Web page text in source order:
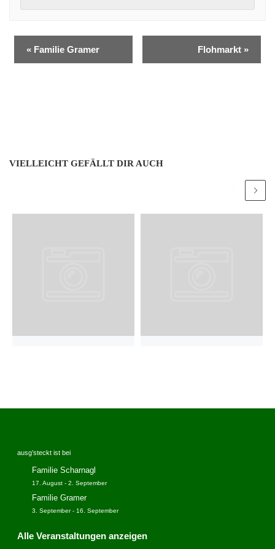
« Familie Gramer Flohmarkt »
VIELLEICHT GEFÄLLT DIR AUCH
ausg’steckt ist bei
Familie Scharnagl
17. August- 2. September
Familie Gramer
3. September- 16. September
Alle Veranstaltungen anzeigen